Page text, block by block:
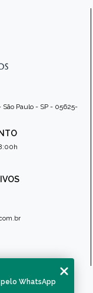
São Paulo - SP - 05625-
pelo WhatsApp